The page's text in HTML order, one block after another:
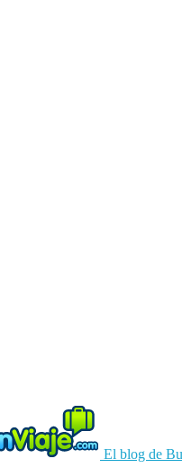
El blog de